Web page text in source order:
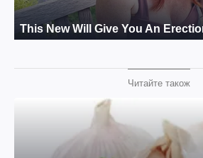
Читайте також